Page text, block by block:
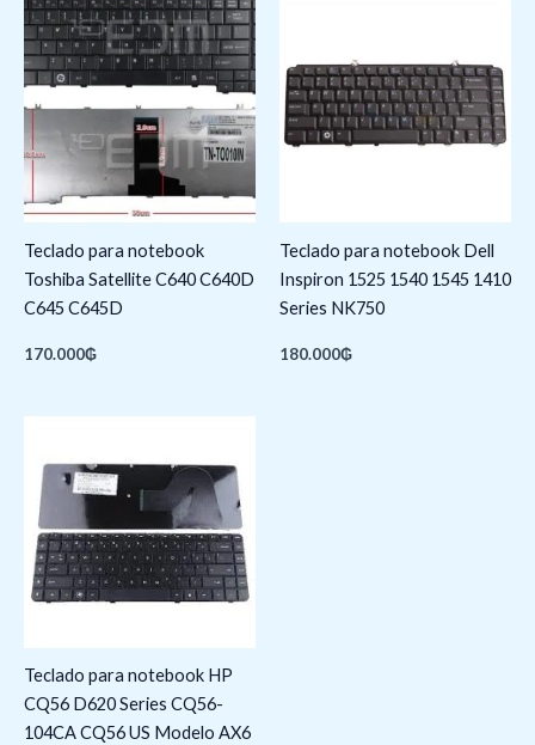
Teclado para notebook
Toshiba Satellite C640 C640D
C645 C645D
170.000₲
Teclado para notebook Dell
Inspiron 1525 1540 1545 1410
Series NK750
180.000₲
Teclado para notebook HP
CQ56 D620 Series CQ56-
104CA CQ56 US Modelo AX6